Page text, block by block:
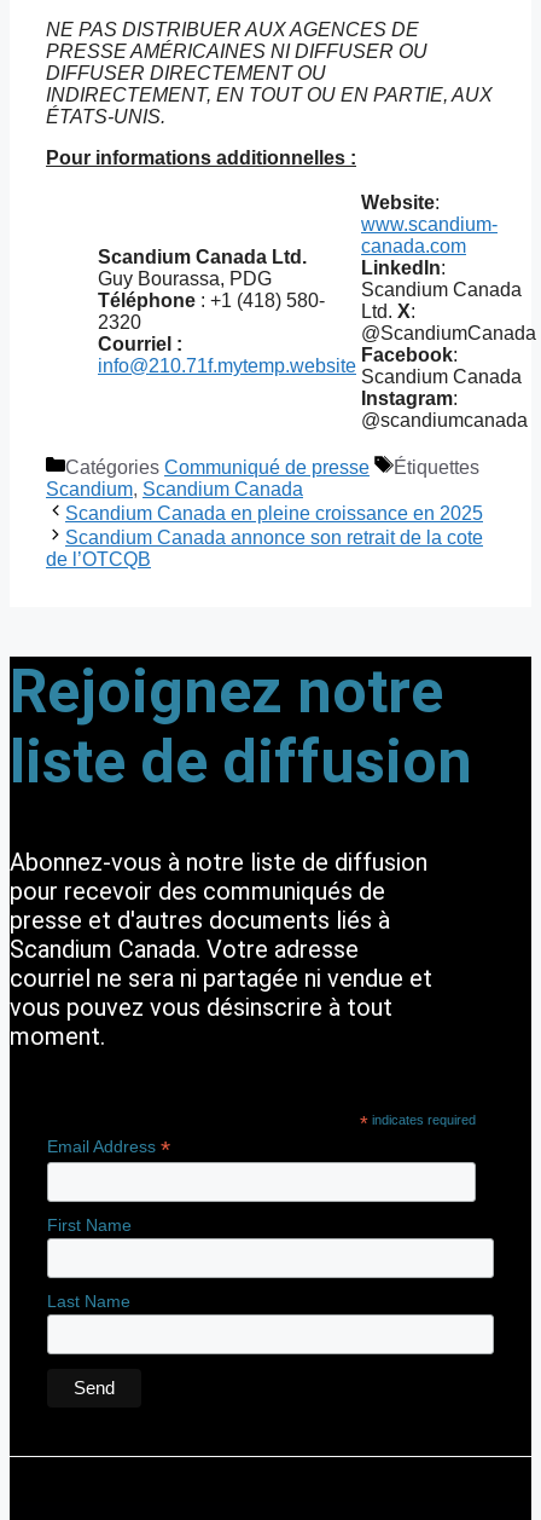
NE PAS DISTRIBUER AUX AGENCES DE
PRESSE AMÉRICAINES NI DIFFUSER OU
DIFFUSER DIRECTEMENT OU
INDIRECTEMENT, EN TOUT OU EN PARTIE, AUX
ÉTATS-UNIS.
Pour informations additionnelles :
Scandium Canada Ltd.
Guy Bourassa, PDG
Téléphone : +1 (418) 580-
2320
Courriel :
info@210.71f.mytemp.website
Website:
www.scandium-
canada.com
LinkedIn:
Scandium Canada
Ltd. X:
@ScandiumCanada
Facebook:
Scandium Canada
Instagram:
@scandiumcanada
Catégories Communiqué de presse
Étiquettes
Scandium, Scandium Canada
Scandium Canada en pleine croissance en 2025
Scandium Canada annonce son retrait de la cote
de l’OTCQB
Rejoignez notre
liste de diffusion
Abonnez-vous à notre liste de diffusion
pour recevoir des communiqués de
presse et d'autres documents liés à
Scandium Canada. Votre adresse
courriel ne sera ni partagée ni vendue et
vous pouvez vous désinscrire à tout
moment.
* indicates required
Email Address *
First Name
Last Name